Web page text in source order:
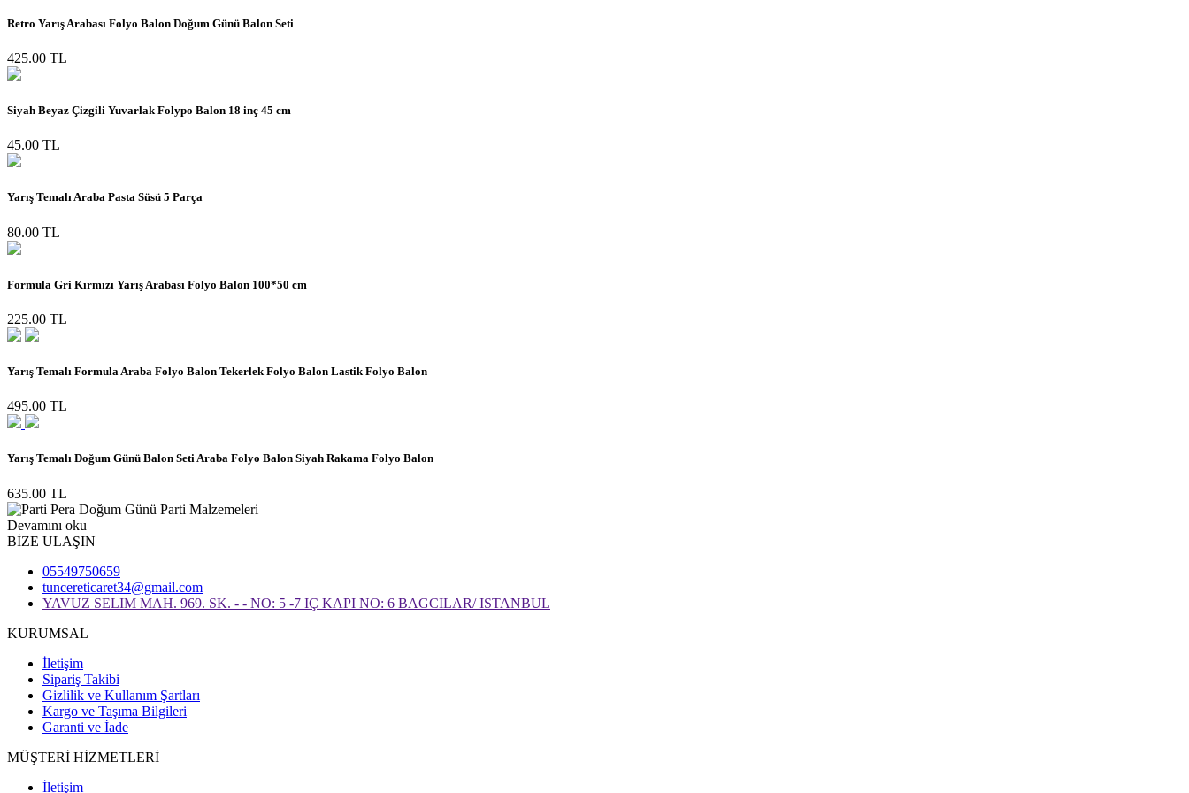
Retro Yarış Arabası Folyo Balon Doğum Günü Balon Seti
425.00 TL
Siyah Beyaz Çizgili Yuvarlak Folypo Balon 18 inç 45 cm
45.00 TL
Yarış Temalı Araba Pasta Süsü 5 Parça
80.00 TL
Formula Gri Kırmızı Yarış Arabası Folyo Balon 100*50 cm
225.00 TL
Yarış Temalı Formula Araba Folyo Balon Tekerlek Folyo Balon Lastik Folyo Balon
495.00 TL
Yarış Temalı Doğum Günü Balon Seti Araba Folyo Balon Siyah Rakama Folyo Balon
635.00 TL
Devamını oku
BİZE ULAŞIN
05549750659
tuncereticaret34@gmail.com
YAVUZ SELIM MAH. 969. SK. - - NO: 5 -7 IÇ KAPI NO: 6 BAGCILAR/ ISTANBUL
KURUMSAL
İletişim
Sipariş Takibi
Gizlilik ve Kullanım Şartları
Kargo ve Taşıma Bilgileri
Garanti ve İade
MÜŞTERİ HİZMETLERİ
İletişim